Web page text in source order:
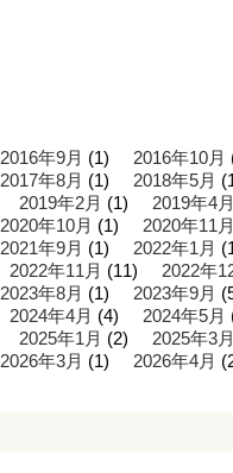
2016年9月 (1) 2016年10月
2017年8月 (1) 2018年5月
2019年2月 (1) 2019年4月
2020年10月 (1) 2020年11月
2021年9月 (1) 2022年1月
2022年11月 (11) 2022年
2023年8月 (1) 2023年9月
2024年4月 (4) 2024年5月
2025年1月 (2) 2025年3月
2026年3月 (1) 2026年4月